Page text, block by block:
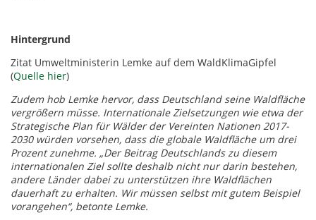
Hintergrund
Zitat Umweltministerin Lemke auf dem WaldKlimaGipfel
(Quelle hier)
Zudem hob Lemke hervor, dass Deutschland seine Waldfläche
vergrößern müsse. Internationale Zielsetzungen wie etwa der
Strategische Plan für Wälder der Vereinten Nationen 2017-
2030 würden vorsehen, dass die globale Waldfläche um drei
Prozent zunehme. „Der Beitrag Deutschlands zu diesem
internationalen Ziel sollte deshalb nicht nur darin bestehen,
andere Länder dabei zu unterstützen ihre Waldflächen
dauerhaft zu erhalten. Wir müssen selbst mit gutem Beispiel
vorangehen“, betonte Lemke.